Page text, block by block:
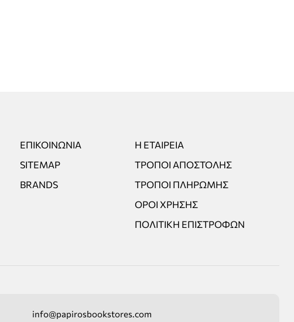
ΕΠΙΚΟΙΝΩΝΊΑ
SITEMAP
BRANDS
Η ΕΤΑΙΡΕΊΑ
ΤΡΌΠΟΙ ΑΠΟΣΤΟΛΉΣ
ΤΡΌΠΟΙ ΠΛΗΡΩΜΉΣ
ΌΡΟΙ ΧΡΉΣΗΣ
ΠΟΛΙΤΙΚΉ ΕΠΙΣΤΡΟΦΏΝ
info@papirosbookstores.com